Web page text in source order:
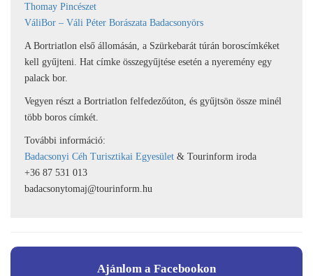
Thomay Pincészet
VáliBor – Váli Péter Borászata Badacsonyörs
A Bortriatlon első állomásán, a Szürkebarát túrán boroscímkéket
kell gyűjteni. Hat címke összegyűjtése esetén a nyeremény egy
palack bor.
Vegyen részt a Bortriatlon felfedezőúton, és gyűjtsön össze minél
több boros címkét.
További információ:
Badacsonyi Céh Turisztikai Egyesület & Tourinform iroda
+36 87 531 013
badacsonytomaj@tourinform. hu
Ajánlom a Facebookon